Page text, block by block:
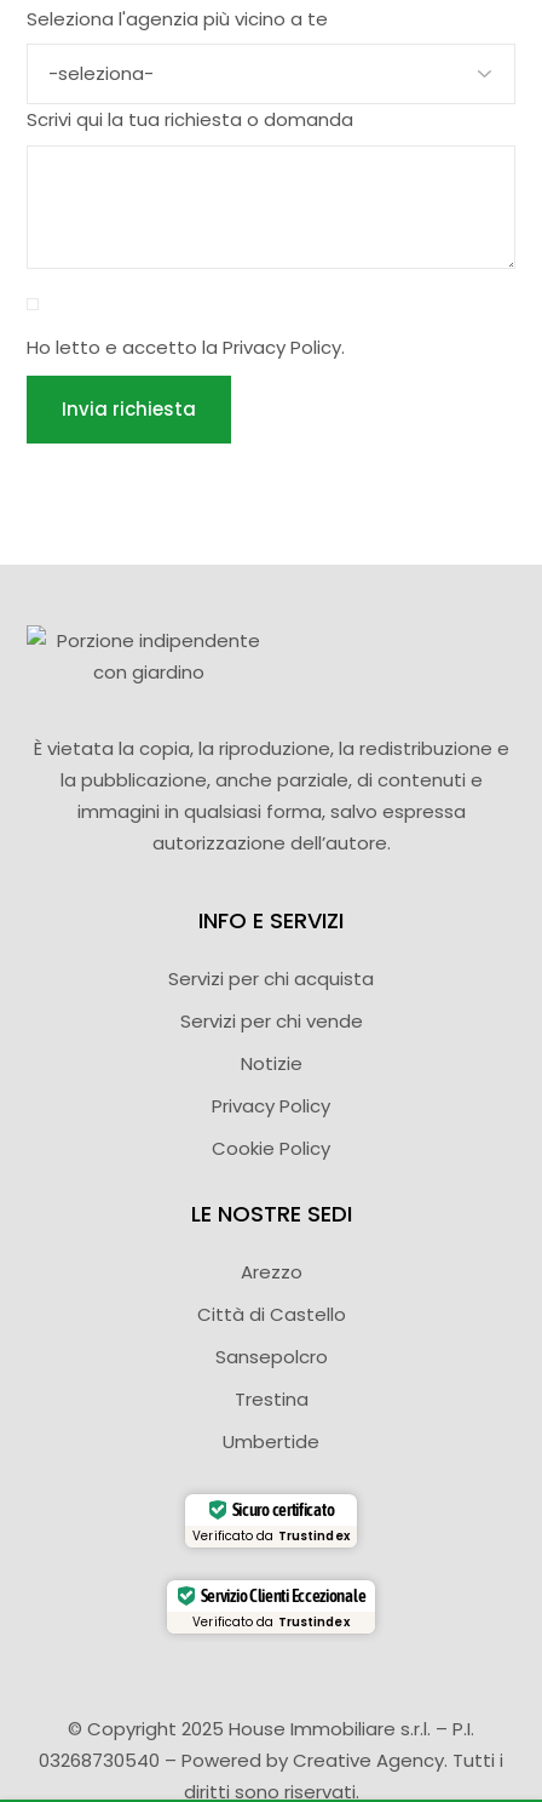
Seleziona l'agenzia più vicino a te
Scrivi qui la tua richiesta o domanda
Ho letto e accetto laPrivacy Policy.
Invia richiesta
È vietata la copia, la riproduzione, la redistribuzione e
la pubblicazione, anche parziale, di contenuti e
immagini in qualsiasi forma, salvo espressa
autorizzazione dell’autore.
INFO E SERVIZI
Servizi per chi acquista
Servizi per chi vende
Notizie
Privacy Policy
Cookie Policy
LE NOSTRE SEDI
Arezzo
Città di Castello
Sansepolcro
Trestina
Umbertide
Sicuro certificato
Verificato da Trustindex
Servizio Clienti Eccezionale
Verificato da Trustindex
© Copyright 2025 House Immobiliare s.r.l. – P.I.
03268730540 – Powered byCreative Agency. Tutti i
diritti sono riservati.